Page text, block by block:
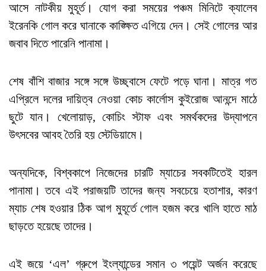
আসে নাটকীয় মুহূর্ত। যোগ করা সময়ের পঞ্চম মিনিটে ক্যালেব
ইরেনকি গোল করে ঘানাকে কাঙ্ক্ষিত এগিয়ে দেন। সেই গোলের আর
জবাব দিতে পারেনি পানামা।
শেষ বাঁশি বাজার সঙ্গে সঙ্গে উচ্ছ্বাসে ফেটে পড়ে ঘানা। মাত্র গত
এপ্রিলে দলের দায়িত্ব নেওয়া কোচ কার্লোস কুইরোজ আনন্দে মাঠে
ছুটে যান। খেলোয়াড়, কোচিং স্টাফ এবং সমর্থকদের উদ্‌যাপনে
উৎসবের আবহ তৈরি হয় স্টেডিয়ামে।
অন্যদিকে, বিশ্বকাপে নিজেদের চারটি ম্যাচের সবকটিতেই হারল
পানামা। তবে এই পরাজয়টি তাদের জন্য সবচেয়ে হতাশার, কারণ
ম্যাচ শেষ হওয়ার ঠিক আগ মুহূর্তে গোল হজম করে খালি হাতে মাঠ
ছাড়তে হয়েছে তাদের।
এই জয়ে ‘এল’ গ্রুপে ইংল্যান্ডের সমান ৩ পয়েন্ট অর্জন করেছে